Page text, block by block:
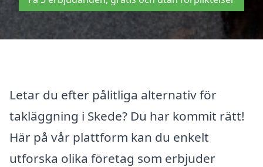
Letar du efter pålitliga alternativ för
takläggning i Skede? Du har kommit rätt!
Här på vår plattform kan du enkelt
utforska olika företag som erbjuder